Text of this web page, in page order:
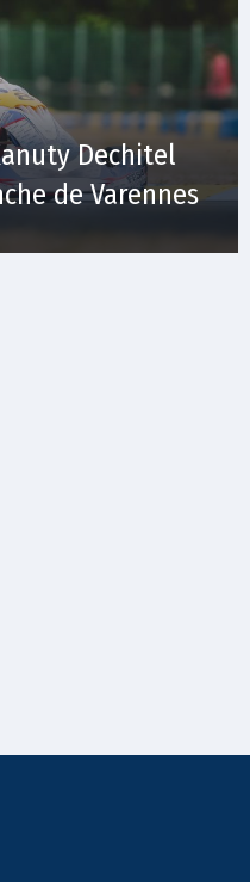
Dechitel
de Varennes